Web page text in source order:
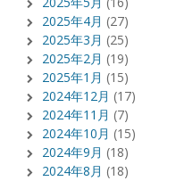
2025年4月 (27)
2025年3月 (25)
2025年2月 (19)
2025年1月 (15)
2024年12月 (17)
2024年11月 (7)
2024年10月 (15)
2024年9月 (18)
2024年8月 (18)